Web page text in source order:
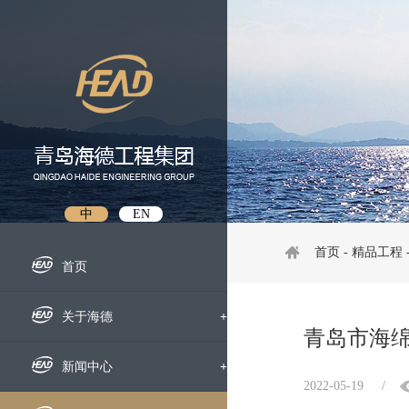
中 EN
首页
关于海德 +
企业概况
新闻中心 +
首页 - 精品工程
青岛市海
2022-05-19 /